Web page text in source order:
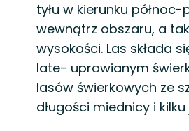
tyłu w kierunku
wewnątrz obszaru, a
wysokości. Las składa
late- uprawianym
lasów świerkowych ze
długości miednicy i